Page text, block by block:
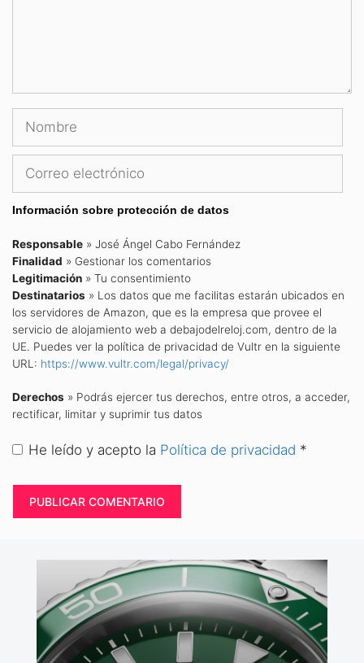
Nombre
Correo
Información sobre protección de datos
Responsable » José Ángel Cabo Fernández
Finalidad » Gestionar los comentarios
Legitimación » Tu consentimiento
Destinatarios » Los datos que me facilitas estarán ubicados en
los servidores de Amazon, que es la empresa que provee el
servicio de alojamiento web a debajodelreloj.com, dentro de la
UE. Puedes ver la política de privacidad de Vultr en la siguiente
URL: https://www.vultr.com/legal/privacy/
Derechos » Podrás ejercer tus derechos, entre otros, a acceder,
rectificar, limitar y suprimir tus datos
He leído y acepto la Política de privacidad *